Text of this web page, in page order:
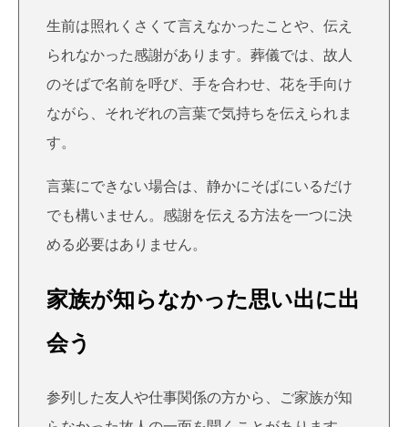
生前は照れくさくて言えなかったことや、伝え
られなかった感謝があります。葬儀では、故人
のそばで名前を呼び、手を合わせ、花を手向け
ながら、それぞれの言葉で気持ちを伝えられま
す。
言葉にできない場合は、静かにそばにいるだけ
でも構いません。感謝を伝える方法を一つに決
める必要はありません。
家族が知らなかった思い出に出
会う
参列した友人や仕事関係の方から、ご家族が知